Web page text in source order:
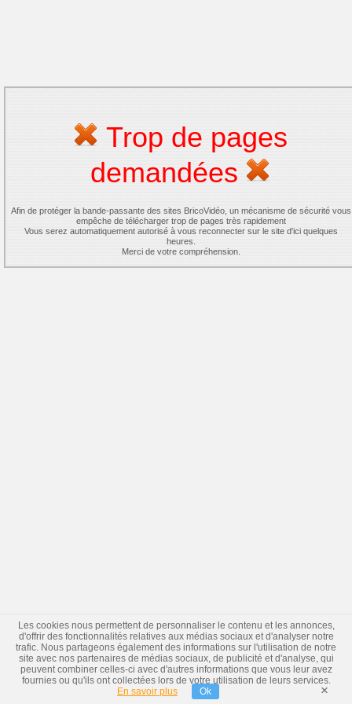
Trop de pages
demandées
Afin de protéger la bande-passante des sites BricoVidéo, un mécanisme de sécurité vous
empêche de télécharger trop de pages très rapidement
Vous serez automatiquement autorisé à vous reconnecter sur le site d'ici quelques
heures.
Merci de votre compréhension.
Les cookies nous permettent de personnaliser le contenu et les annonces,
d'offrir des fonctionnalités relatives aux médias sociaux et d'analyser notre
trafic. Nous partageons également des informations sur l'utilisation de notre
site avec nos partenaires de médias sociaux, de publicité et d'analyse, qui
peuvent combiner celles-ci avec d'autres informations que vous leur avez
fournies ou qu'ils ont collectées lors de votre utilisation de leurs services.
En savoir plus
Ok ×